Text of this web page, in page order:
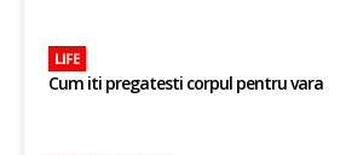
LIFE
Cum iti pregatesti corpul pentru vara